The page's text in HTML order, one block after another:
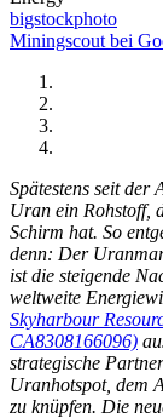
bigstockphoto
Miningscout bei
Spätestens seit der
Uran ein Rohstoff,
Schirm hat. So
denn: Der
ist die steigende
weltweite
Skyharbour
CA8308166096)
strategische
Uranhotspot, dem
zu knüpfen. Die